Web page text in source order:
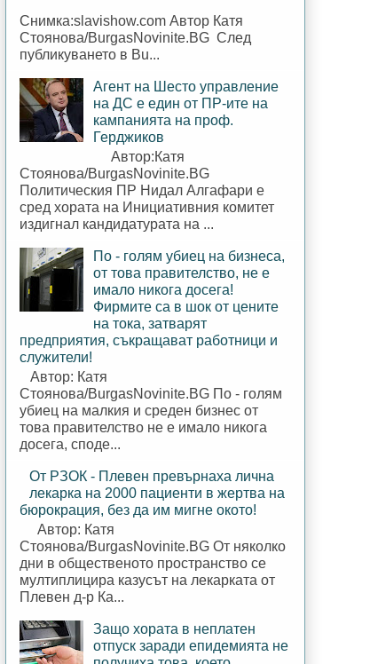
Снимка:slavishow.com Автор Катя
Стоянова/BurgasNovinite.BG След
публикуването в Bu...
Агент на Шесто управление
на ДС е един от ПР-ите на
кампанията на проф.
Герджиков
Автор:Катя
Стоянова/BurgasNovinite.BG
Политическия ПР Нидал Алгафари е
сред хората на Инициативния комитет
издигнал кандидатурата на ...
По - голям убиец на бизнеса,
от това правителство, не е
имало никога досега!
Фирмите са в шок от цените
на тока, затварят
предприятия, съкращават работници и
служители!
Автор: Катя
Стоянова/BurgasNovinite.BG По - голям
убиец на малкия и среден бизнес от
това правителство не е имало никога
досега, споде...
От РЗОК - Плевен превърнаха лична
лекарка на 2000 пациенти в жертва на
бюрокрация, без да им мигне окото!
Автор: Катя
Стоянова/BurgasNovinite.BG От няколко
дни в общественото пространство се
мултиплицира казусът на лекарката от
Плевен д-р Ка...
Защо хората в неплатен
отпуск заради епидемията не